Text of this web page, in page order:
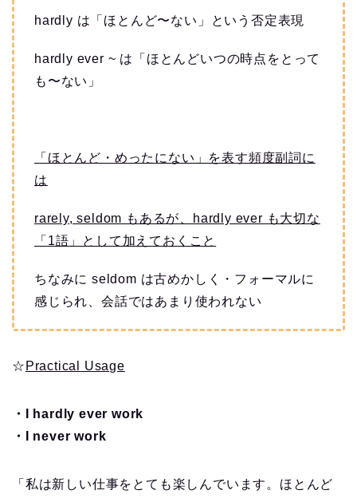
hardly は「ほとんど〜ない」という否定表現
hardly ever ~ は「ほとんどいつの時点をとって
も〜ない」
「ほとんど・めったにない」を表す頻度副詞に
は
rarely, seldom もあるが、hardly ever も大切な
「1語」として加えておくこと
ちなみに seldom は古めかしく・フォーマルに
感じられ、会話ではあまり使われない
☆ Practical Usage
・I hardly ever work
・I never work
「私は新しい仕事をとても楽しんでいます。ほとんど